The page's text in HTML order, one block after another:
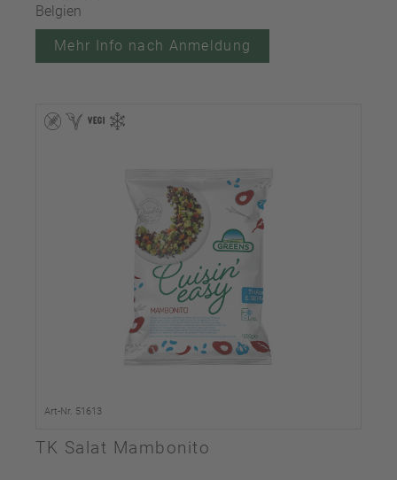
Belgien
Mehr Info nach Anmeldung
Art-Nr. 51613
TK Salat Mambonito